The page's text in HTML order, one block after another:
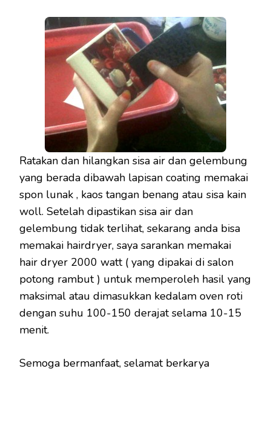
Ratakan dan hilangkan sisa air dan gelembung
yang berada dibawah lapisan coating memakai
spon lunak , kaos tangan benang atau sisa kain
woll. Setelah dipastikan sisa air dan
gelembung tidak terlihat, sekarang anda bisa
memakai hairdryer, saya sarankan memakai
hair dryer 2000 watt ( yang dipakai di salon
potong rambut ) untuk memperoleh hasil yang
maksimal atau dimasukkan kedalam oven roti
dengan suhu 100-150 derajat selama 10-15
menit.
Semoga bermanfaat, selamat berkarya